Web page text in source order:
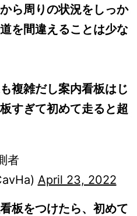
ら周りの状況をしっか
を間違えることは少な
複雑だし案内看板はじ
すぎて初めて走ると超
者
April 23, 2022
板をつけたら、初めて